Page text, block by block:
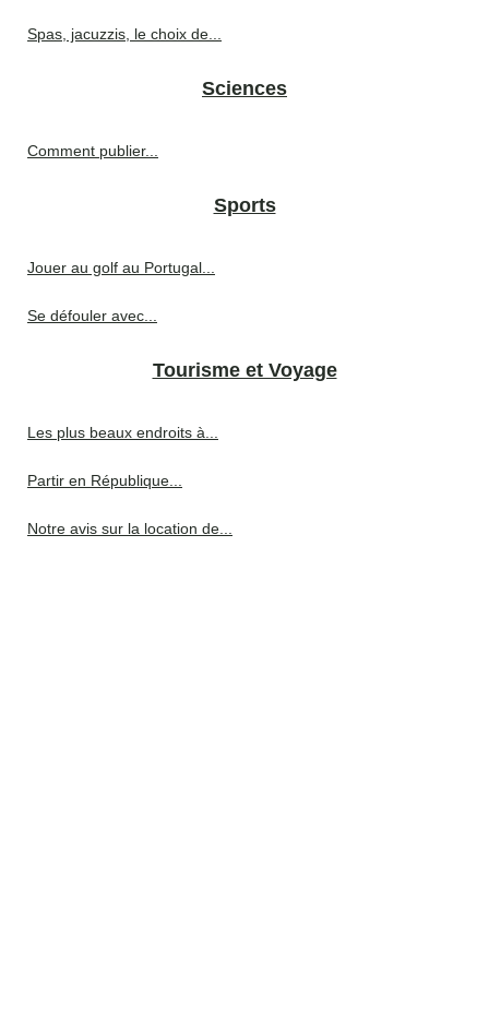
Spas, jacuzzis, le choix de...
Sciences
Comment publier...
Sports
Jouer au golf au Portugal...
Se défouler avec...
Tourisme et Voyage
Les plus beaux endroits à...
Partir en République...
Notre avis sur la location de...